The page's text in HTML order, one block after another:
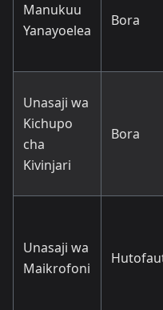
Manukuu
Yanayoelea
Bora
Unasaji wa
Kichupo
cha
Kivinjari
Bora
Unasaji wa
Maikrofoni